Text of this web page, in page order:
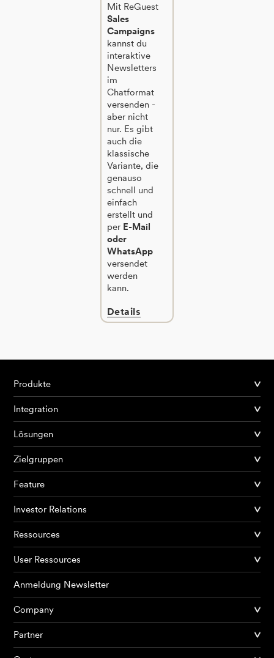
Produkte
Mit ReGuest
Sales
Campaigns
kannst du
interaktive
Newsletters
im
Chatformat
versenden -
aber nicht
nur. Es gibt
auch die
klassische
Variante, die
genauso
schnell und
einfach
erstellt und
per E-Mail
oder
WhatsApp
versendet
werden
kann.
Details
Produkte
Integration
Lösungen
Zielgruppen
Feature
Investor Relations
Ressources
User Ressources
Anmeldung Newsletter
Company
Partner